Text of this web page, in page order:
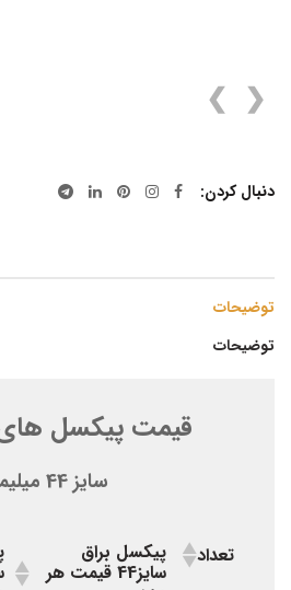
❮
❯
دنبال کردن
توضیحات
توضیحات
قیمت پیکسل های
سایز 44 میلیمتر
تعداد پیکسل براق
سایز44 قیمت هر